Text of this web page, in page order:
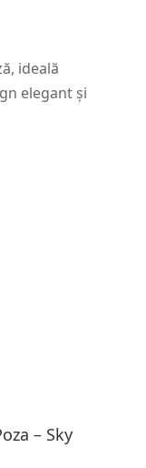
ideală
elegant și
– Sky